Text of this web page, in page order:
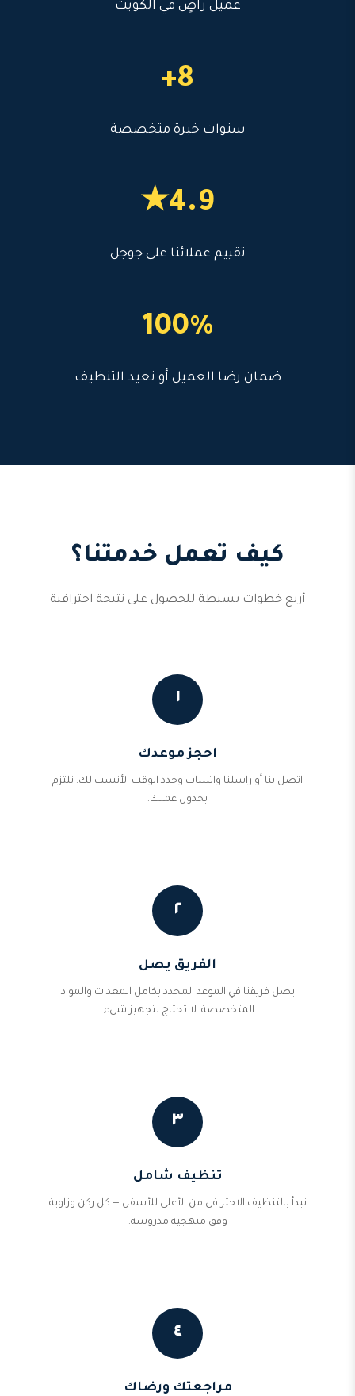
عميل راضٍ في الكويت
8+
سنوات خبرة متخصصة
4.9★
تقييم عملائنا على جوجل
100%
ضمان رضا العميل أو نعيد التنظيف
كيف تعمل خدمتنا؟
أربع خطوات بسيطة للحصول على نتيجة احترافية
١
احجز موعدك
اتصل بنا أو راسلنا واتساب وحدد الوقت الأنسب لك. نلتزم
بجدول عملك.
٢
الفريق يصل
يصل فريقنا في الموعد المحدد بكامل المعدات والمواد
المتخصصة. لا تحتاج لتجهيز شيء.
٣
تنظيف شامل
نبدأ بالتنظيف الاحترافي من الأعلى للأسفل — كل ركن وزاوية
وفق منهجية مدروسة.
٤
مراجعتك ورضاك